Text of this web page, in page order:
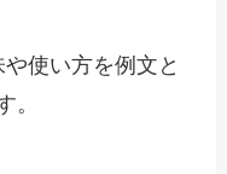
使い方を例文と
。